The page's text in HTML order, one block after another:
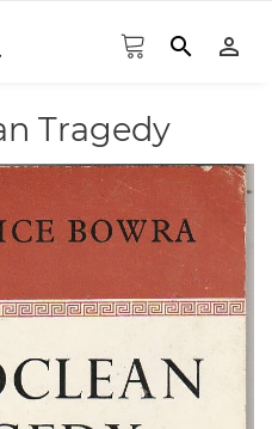
search person_outline
Tragedy